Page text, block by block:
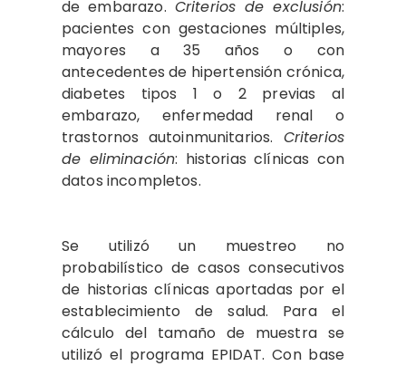
de embarazo. Criterios de exclusión:
pacientes con gestaciones múltiples,
mayores a 35 años o con
antecedentes de hipertensión crónica,
diabetes tipos 1 o 2 previas al
embarazo, enfermedad renal o
trastornos autoinmunitarios. Criterios
de eliminación: historias clínicas con
datos incompletos.
Se utilizó un muestreo no
probabilístico de casos consecutivos
de historias clínicas aportadas por el
establecimiento de salud. Para el
cálculo del tamaño de muestra se
utilizó el programa EPIDAT. Con base